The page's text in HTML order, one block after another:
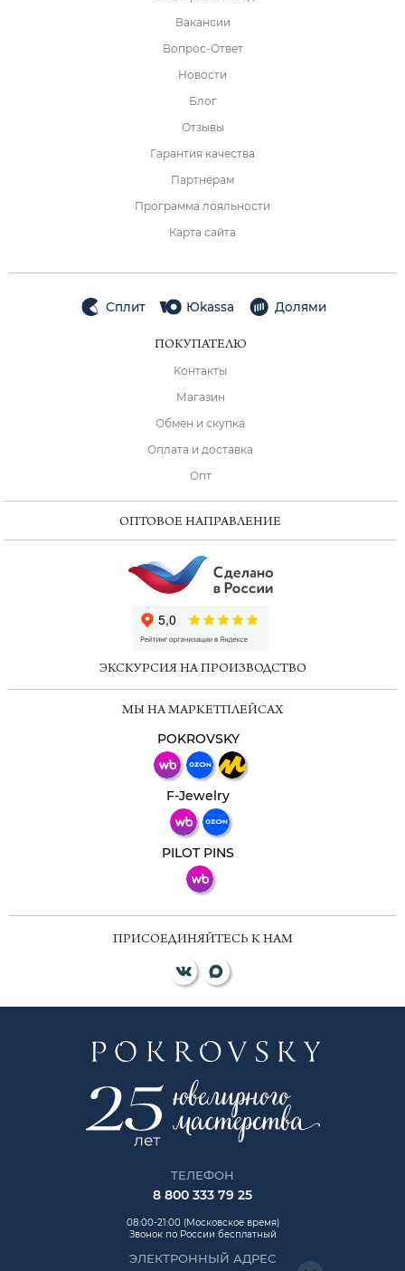
Вакансии
Вопрос-Ответ
Новости
Блог
Отзывы
Гарантия качества
Партнёрам
Программа лояльности
Карта сайта
Сплит Юkassa Долями
ПОКУПАТЕЛЮ
Контакты
Магазин
Обмен и скупка
Оплата и доставка
Опт
ОПТОВОЕ НАПРАВЛЕНИЕ
ЭКСКУРСИЯ НА ПРОИЗВОДСТВО
МЫ НА МАРКЕТПЛЕЙСАХ
POKROVSKY
F-Jewelry
PILOT PINS
ПРИСОЕДИНЯЙТЕСЬ К НАМ
ТЕЛЕФОН
8 800 333 79 25
08:00-21:00 (Московское время)
Звонок по России бесплатный
ЭЛЕКТРОННЫЙ АДРЕС